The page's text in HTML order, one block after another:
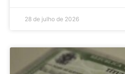
28 de julho de 2026